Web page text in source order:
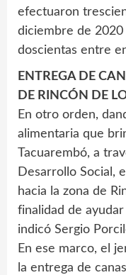
efectuaron
diciembre de
doscientas entre
ENTREGA DE
DE RINCÓN DE
En otro orden,
alimentaria que
Tacuarembó, a
Desarrollo Social,
hacia la zona de
finalidad de
indicó Sergio
En ese marco, el
la entrega de